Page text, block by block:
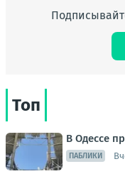
Топ
В Одессе
ПАБЛИКИ